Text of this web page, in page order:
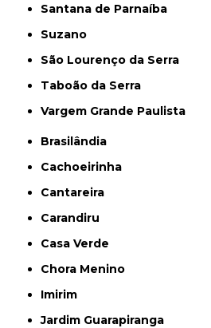
Santana de Parnaíba
Suzano
São Lourenço da Serra
Taboão da Serra
Vargem Grande Paulista
Brasilândia
Cachoeirinha
Cantareira
Carandiru
Casa Verde
Chora Menino
Imirim
Jardim Guarapiranga